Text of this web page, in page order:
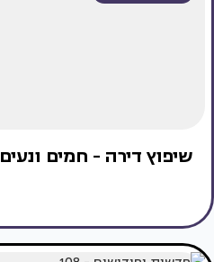
שיפוץ דירה - חמים ונעים